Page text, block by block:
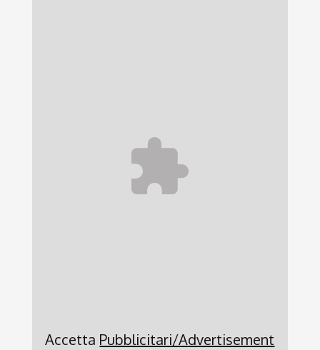
Accetta Pubblicitari/Advertisement